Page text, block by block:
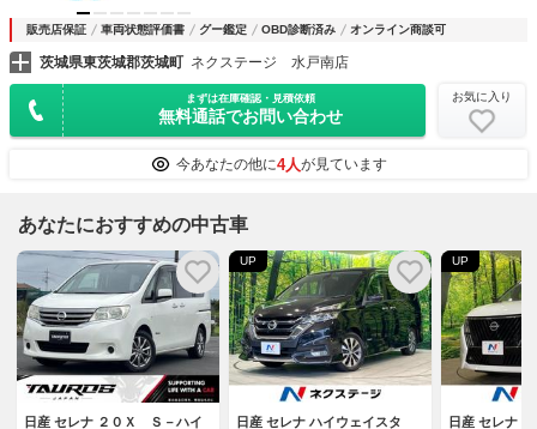
販売店保証 車両状態評価書 グー鑑定 OBD診断済み オンライン商談可
茨城県東茨城郡茨城町 ネクステージ 水戸南店
まずは在庫確認・見積依頼
無料通話でお問い合わせ
お気に入り
今あなたの他に4人が見ています
あなたにおすすめの中古車
日産 セレナ ２０Ｘ Ｓ－ハイ
UP
日産 セレナ ハイウェイスタ
UP
日産 セレナ